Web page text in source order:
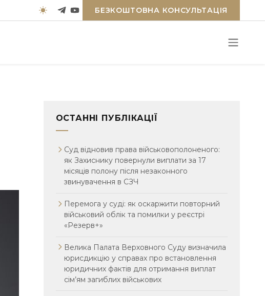
БЕЗКОШТОВНА КОНСУЛЬТАЦІЯ
ОСТАННІ ПУБЛІКАЦІЇ
Суд відновив права військовополоненого:
як Захиснику повернули виплати за 17
місяців полону після незаконного
звинувачення в СЗЧ
Перемога у суді: як оскаржити повторний
військовий облік та помилки у реєстрі
«Резерв+»
Велика Палата Верховного Суду визначила
юрисдикцію у справах про встановлення
юридичних фактів для отримання виплат
сім’ям загиблих військових